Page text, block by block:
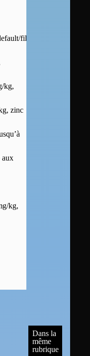
files/
kg,
zinc
aux
kg,
Dans la
même
rubrique